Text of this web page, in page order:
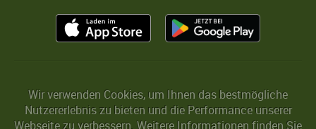
Wir verwenden Cookies, um Ihnen das bestmögliche
Nutzererlebnis zu bieten und die Performance unserer
Webseite zu verbessern. Weitere Informationen finden Sie